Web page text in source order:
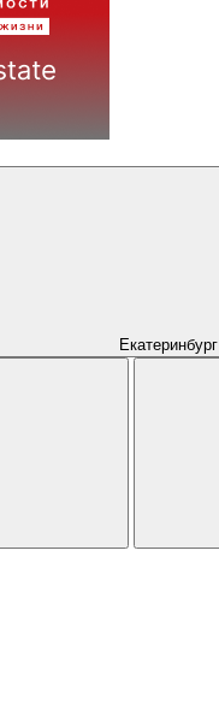
Екатеринбург